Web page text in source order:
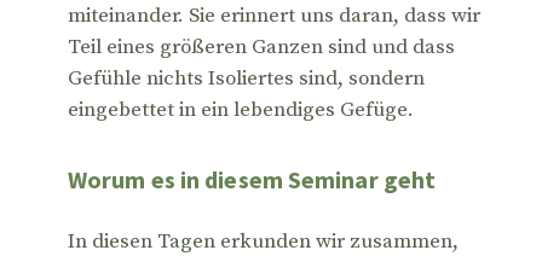
miteinander. Sie erinnert uns daran, dass wir
Teil eines größeren Ganzen sind und dass
Gefühle nichts Isoliertes sind, sondern
eingebettet in ein lebendiges Gefüge.
Worum es in diesem Seminar geht
In diesen Tagen erkunden wir zusammen,